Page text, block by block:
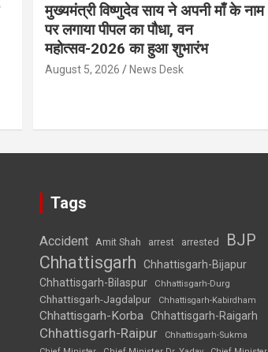
मुख्यमंत्री विष्णुदेव साय ने अपनी माँ के नाम
पर लगाया पीपल का पौधा, वन
महोत्सव-2026 का हुआ शुभारंभ
August 5, 2026 News Desk
Tags
Accident Amit Shah arrest arrested BJP
Chhattisgarh
Chhattisgarh-Bijapur
Chhattisgarh-Bilaspur
Chhattisgarh-Durg
Chhattisgarh-Jagdalpur Chhattisgarh-Kabirdham
Chhattisgarh-Korba Chhattisgarh-Raigarh
Chhattisgarh-Raipur
Chhattisgarh-Sukma